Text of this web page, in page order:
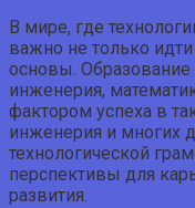
В мире, где
важно не только
основы. Образование
инженерия,
фактором успеха в
инженерия и многих
технологической
перспективы для
развития.